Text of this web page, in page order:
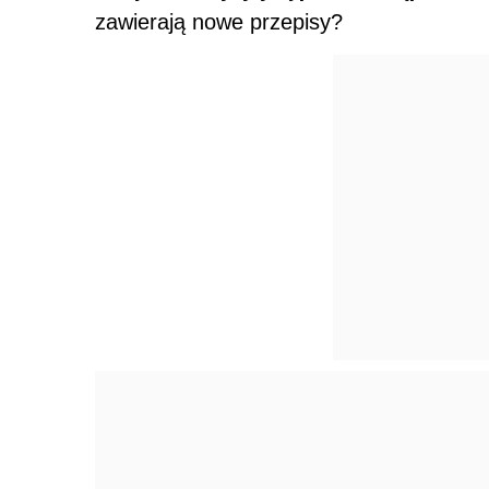
zawierają nowe przepisy?